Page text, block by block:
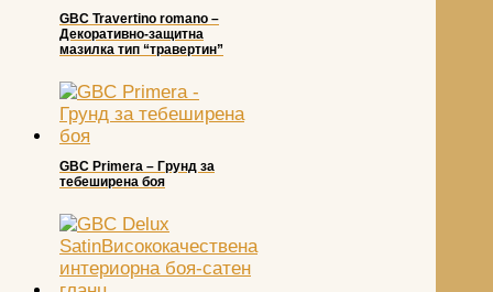
GBC Travertino romano –
Декоративно-защитна
мазилка тип “травертин”
GBC Primera – Грунд за
тебеширена боя